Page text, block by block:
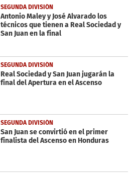
SEGUNDA DIVISIÓN
Antonio Maley y José Alvarado los
técnicos que tienen a Real Sociedad y
San Juan en la final
SEGUNDA DIVISIÓN
Real Sociedad y San Juan jugarán la
final del Apertura en el Ascenso
SEGUNDA DIVISIÓN
San Juan se convirtió en el primer
finalista del Ascenso en Honduras